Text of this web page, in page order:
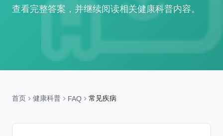
查看完整答案，并继续阅读相关健康科普内容。
首页 健康科普 FAQ 常见疾病